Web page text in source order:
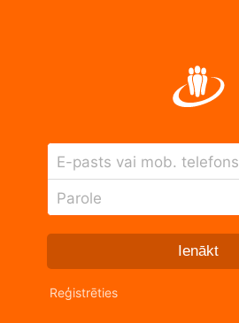
E-pasts vai mob. telefons
Parole
Ienākt
Reģistrēties